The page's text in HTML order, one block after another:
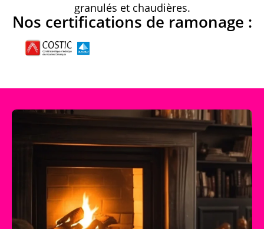
granulés et chaudières.
Nos certifications de ramonage :